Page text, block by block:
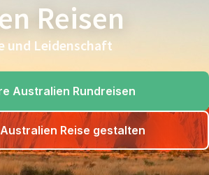
Reisen
und Leidenschaft
Australien Rundreisen
Reise gestalten